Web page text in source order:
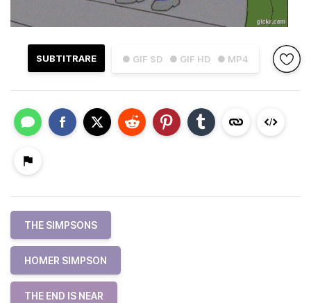
● GIF SD ● GIF HD ● MP4
SUBTITRARE
THE SIMPSONS
HOMER SIMPSON
THE END IS NEAR